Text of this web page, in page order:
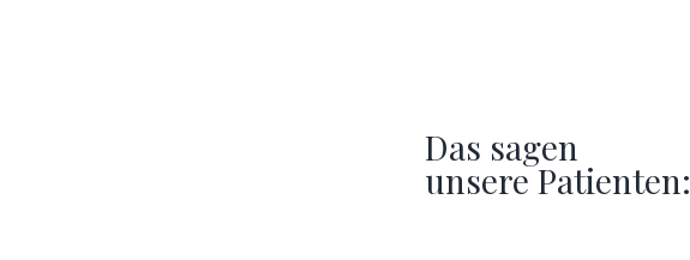
Das sagen
unsere Patienten: